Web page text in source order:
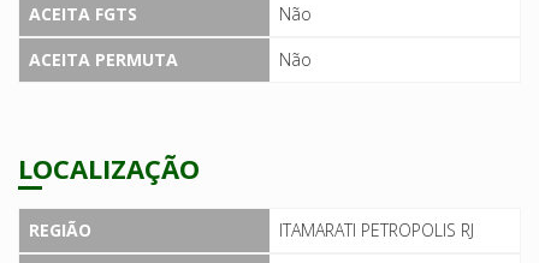
ACEITA FGTS
Não
ACEITA PERMUTA
Não
LOCALIZAÇÃO
REGIÃO
ITAMARATI PETROPOLIS RJ